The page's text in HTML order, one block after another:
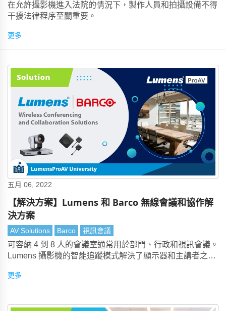
在允許攝影機進入法院的情況下，製作人員和拍攝設備不得
干擾法律程序至關重要。
更多
五月 06, 2022
【解決方案】Lumens 和 Barco 無線會議和協作解
決方案
AV Solutions Barco 視訊會議
可容納 4 到 8 人的會議室通常用於部門、行政和視訊會議。
Lumens 攝影機的智能追蹤模式解決了顯示器和主講者之間
更多